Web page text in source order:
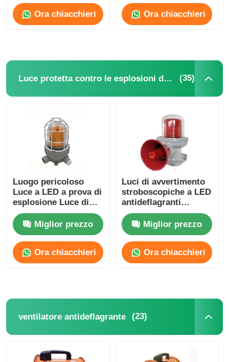
Ora chiacchieri Ora chiacchieri
Luce protetta contro le esplosioni dell'allarme (35)
Luogo pericoloso
Luce a LED a prova di
esplosione Luce di
strofina allarme di
emergenzaMiglior prezzo
Ora chiacchieri
Luci di avvertimento
stroboscopiche a LED
antideflagranti
Illuminazione di
allarmeMiglior prezzo
Ora chiacchieri
ventilatore antideflagrante (23)